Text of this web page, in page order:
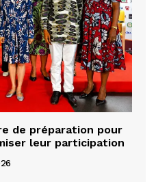
de préparation pour
leur participation